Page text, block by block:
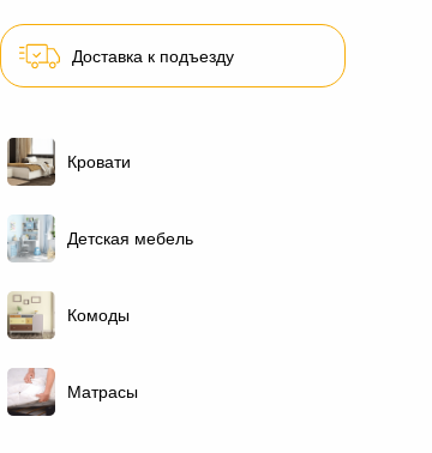
Доставка к подъезду
Кровати
Детская мебель
Комоды
Матрасы